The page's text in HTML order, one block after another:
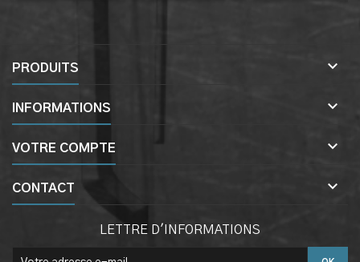
PRODUITS 
INFORMATIONS 
VOTRE COMPTE 
CONTACT 
LETTRE D'INFORMATIONS